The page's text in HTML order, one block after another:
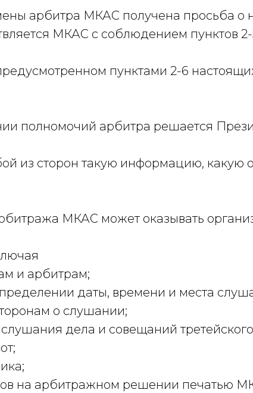
арбитра МКАС получена просьба о
МКАС с соблюдением пунктов
пунктами 2-6
полномочий арбитра решается
из сторон такую информацию, какую
МКАС может оказывать
и арбитрам;
даты, времени и места
о слушании;
дела и совещаний
на арбитражном решении печатью